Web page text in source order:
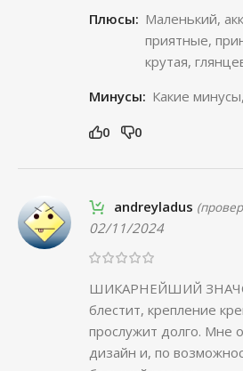
Плюсы: Маленький,
приятные,
крутая,
Минусы: Какие
0 0
andreyladus
02/11/2024
ШИКАРНЕЙШИЙ
блестит, крепление
прослужит долго. Мне
дизайн и, по